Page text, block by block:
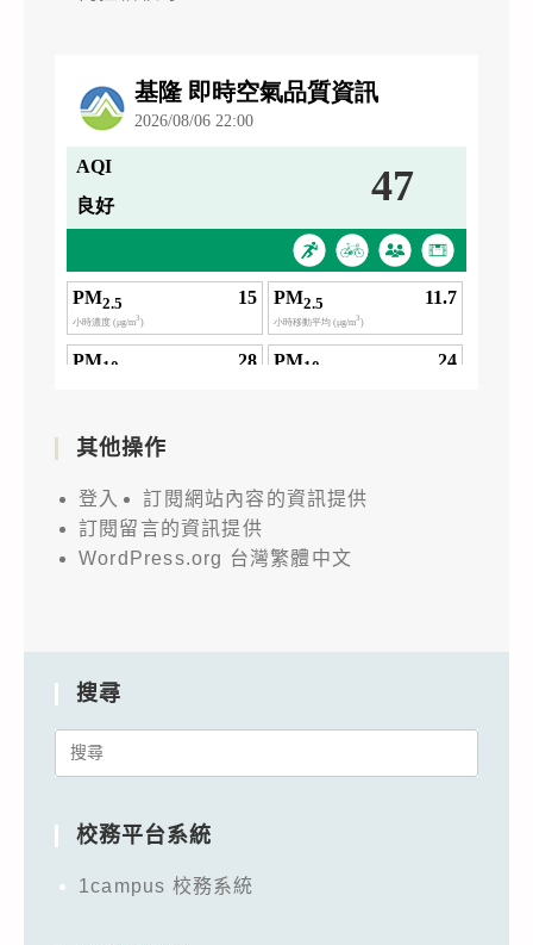
其他操作
登入
訂閱網站內容的資訊提供
訂閱留言的資訊提供
WordPress.org 台灣繁體中文
搜尋
Search
校務平台系統
1campus 校務系統